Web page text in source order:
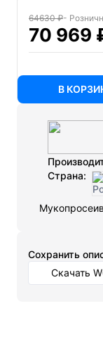
64630 ₽-
70 969
В
Страна:
Cохранить
Скачать